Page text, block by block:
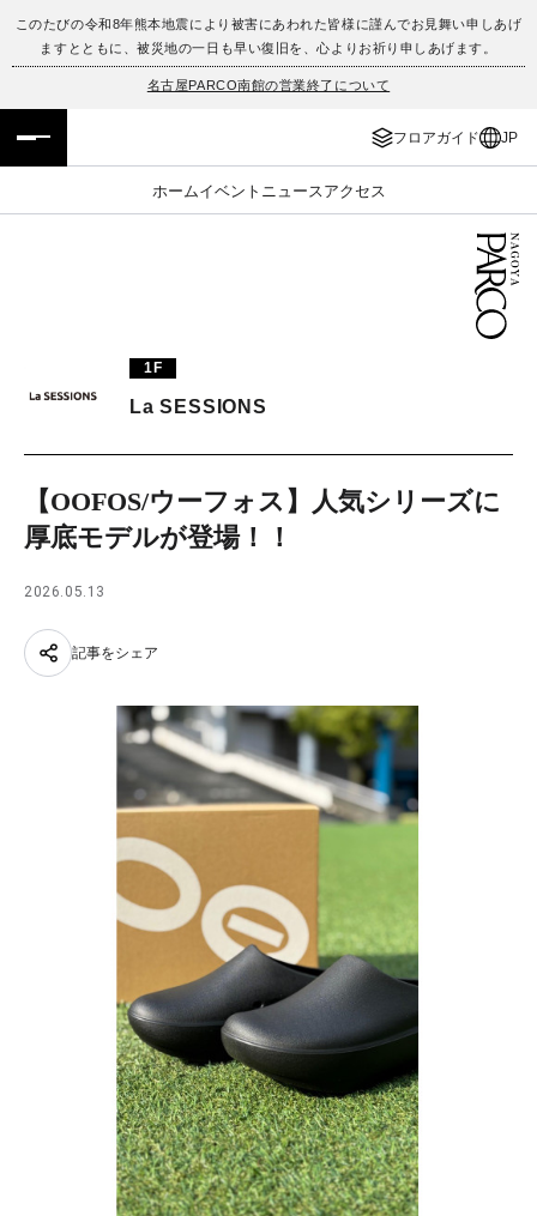
このたびの令和8年熊本地震により被害にあわれた皆様に謹んでお見舞い申しあげ
ますとともに、被災地の一日も早い復旧を、心よりお祈り申しあげます。
名古屋PARCO南館の営業終了について
フロアガイド JP
ホームイベント ニュース アクセス
フロアガイド
イベント・ポップアップ
TAX FREE
JP
ENGLISH
1F
La SESSIONS
【OOFOS/ウーフォス】人気シリーズに
厚底モデルが登場！！
2026.05.13
記事をシェア